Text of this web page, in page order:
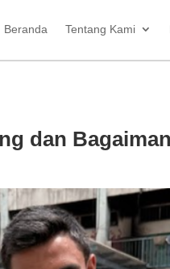
Beranda Tentang Kami
dan